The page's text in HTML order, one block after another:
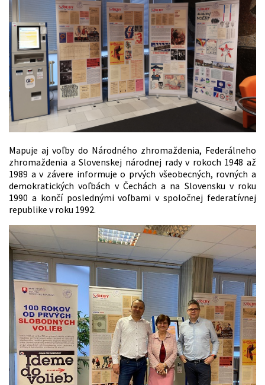
Mapuje aj voľby do Národného zhromaždenia, Federálneho
zhromaždenia a Slovenskej národnej rady v rokoch 1948 až
1989 a v závere informuje o prvých všeobecných, rovných a
demokratických voľbách v Čechách a na Slovensku v roku
1990 a končí poslednými voľbami v spoločnej federatívnej
republike v roku 1992.